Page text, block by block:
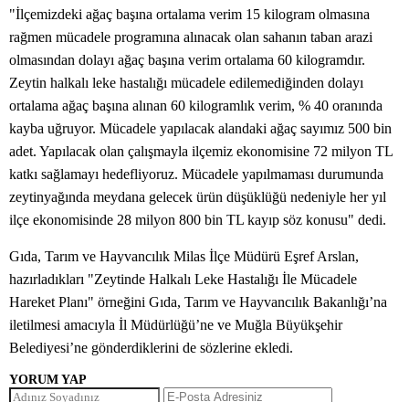
"İlçemizdeki ağaç başına ortalama verim 15 kilogram olmasına
rağmen mücadele programına alınacak olan sahanın taban arazi
olmasından dolayı ağaç başına verim ortalama 60 kilogramdır.
Zeytin halkalı leke hastalığı mücadele edilemediğinden dolayı
ortalama ağaç başına alınan 60 kilogramlık verim, % 40 oranında
kayba uğruyor. Mücadele yapılacak alandaki ağaç sayımız 500 bin
adet. Yapılacak olan çalışmayla ilçemiz ekonomisine 72 milyon TL
katkı sağlamayı hedefliyoruz. Mücadele yapılmaması durumunda
zeytinyağında meydana gelecek ürün düşüklüğü nedeniyle her yıl
ilçe ekonomisinde 28 milyon 800 bin TL kayıp söz konusu" dedi.
Gıda, Tarım ve Hayvancılık Milas İlçe Müdürü Eşref Arslan,
hazırladıkları "Zeytinde Halkalı Leke Hastalığı İle Mücadele
Hareket Planı" örneğini Gıda, Tarım ve Hayvancılık Bakanlığı’na
iletilmesi amacıyla İl Müdürlüğü’ne ve Muğla Büyükşehir
Belediyesi’ne gönderdiklerini de sözlerine ekledi.
YORUM YAP